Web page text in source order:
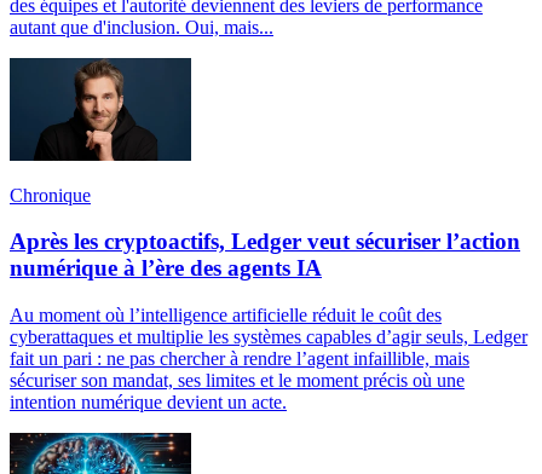
des équipes et l'autorité deviennent des leviers de performance
autant que d'inclusion. Oui, mais...
Chronique
Après les cryptoactifs, Ledger veut sécuriser l’action
numérique à l’ère des agents IA
Au moment où l’intelligence artificielle réduit le coût des
cyberattaques et multiplie les systèmes capables d’agir seuls, Ledger
fait un pari : ne pas chercher à rendre l’agent infaillible, mais
sécuriser son mandat, ses limites et le moment précis où une
intention numérique devient un acte.